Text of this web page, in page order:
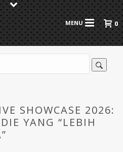
0
SHOWCASE 2026:
YANG “LEBIH